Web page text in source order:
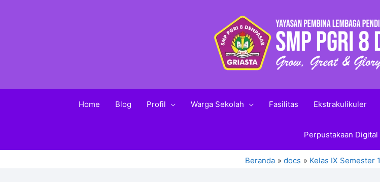
Home Blog Profil Warga Sekolah Fasilitas Ekstrakulikuler
Perpustakaan Digital
Beranda docs Kelas IX Semester 1